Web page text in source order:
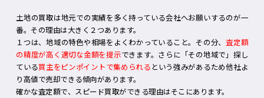
土地の買取は地元での実績を多く持っている会社へお願いするのが一
番。その理由は大きく２つあります。
１つは、地域の特色や相場をよくわかっていること。その分、 査定額
の精度が高く適切な金額を提示できます。さらに「その地域で」探し
ている買主をピンポイントで集められる という強みがあるため他社よ
り高値で売却できる傾向があります。
確かな査定額で、スピード買取ができる理由はそこにあります。